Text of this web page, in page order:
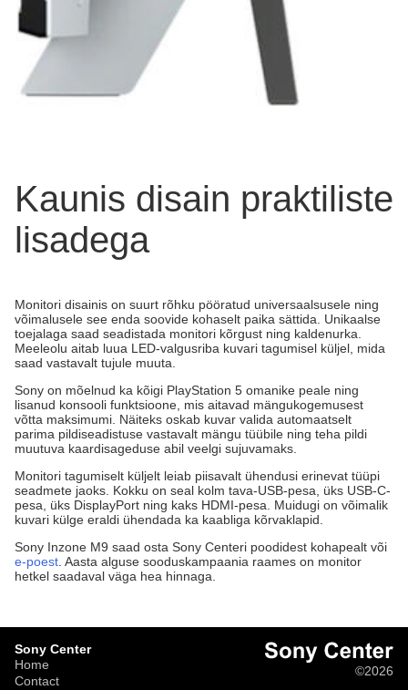
Kaunis disain praktiliste
lisadega
Monitori disainis on suurt rõhku pööratud universaalsusele ning
võimalusele see enda soovide kohaselt paika sättida. Unikaalse
toejalaga saad seadistada monitori kõrgust ning kaldenurka.
Meeleolu aitab luua LED-valgusriba kuvari tagumisel küljel, mida
saad vastavalt tujule muuta.
Sony on mõelnud ka kõigi PlayStation 5 omanike peale ning
lisanud konsooli funktsioone, mis aitavad mängukogemusest
võtta maksimumi. Näiteks oskab kuvar valida automaatselt
parima pildiseadistuse vastavalt mängu tüübile ning teha pildi
muutuva kaardisageduse abil veelgi sujuvamaks.
Monitori tagumiselt küljelt leiab piisavalt ühendusi erinevat tüüpi
seadmete jaoks. Kokku on seal kolm tava-USB-pesa, üks USB-C-
pesa, üks DisplayPort ning kaks HDMI-pesa. Muidugi on võimalik
kuvari külge eraldi ühendada ka kaabliga kõrvaklapid.
Sony Inzone M9 saad osta Sony Centeri poodidest kohapealt või
e-poest . Aasta alguse sooduskampaania raames on monitor
hetkel saadaval väga hea hinnaga.
Sony Center
Home
Contact
©2026